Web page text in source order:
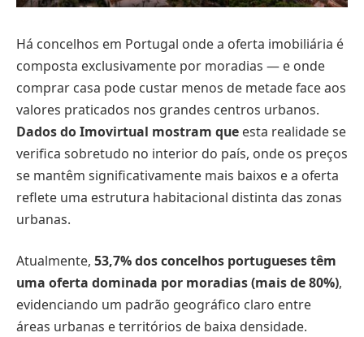
Há concelhos em Portugal onde a oferta imobiliária é
composta exclusivamente por moradias — e onde
comprar casa pode custar menos de metade face aos
valores praticados nos grandes centros urbanos.
Dados do Imovirtual mostram que esta realidade se
verifica sobretudo no interior do país, onde os preços
se mantêm significativamente mais baixos e a oferta
reflete uma estrutura habitacional distinta das zonas
urbanas.
Atualmente, 53,7% dos concelhos portugueses têm
uma oferta dominada por moradias (mais de 80%),
evidenciando um padrão geográfico claro entre
áreas urbanas e territórios de baixa densidade.